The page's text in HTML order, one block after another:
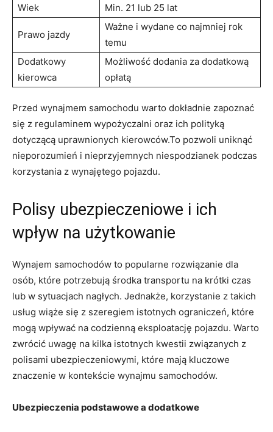
Wiek
Min. 21 lub 25 lat
Prawo jazdy
Ważne i wydane co najmniej rok
temu
Dodatkowy
kierowca
Możliwość dodania za dodatkową
opłatą
Przed wynajmem samochodu warto dokładnie zapoznać
się z‌ regulaminem wypożyczalni oraz ich polityką
dotyczącą uprawnionych kierowców.To pozwoli uniknąć
nieporozumień ‌i‌ nieprzyjemnych⁣ niespodzianek podczas
korzystania z wynajętego ​pojazdu.
Polisy⁢ ubezpieczeniowe i ⁢ich
⁤wpływ na użytkowanie
Wynajem samochodów to popularne rozwiązanie dla
⁤osób, które potrzebują środka transportu‌ na krótki czas
lub w sytuacjach nagłych. Jednakże,‍ korzystanie⁢ z takich
usług wiąże się z szeregiem istotnych ⁣ograniczeń, ‌które
mogą wpływać⁣ na codzienną eksploatację pojazdu. Warto⁤
zwrócić uwagę na kilka istotnych⁢ kwestii związanych z
polisami⁤ ubezpieczeniowymi, które mają kluczowe
znaczenie w kontekście wynajmu samochodów.
Ubezpieczenia podstawowe a dodatkowe